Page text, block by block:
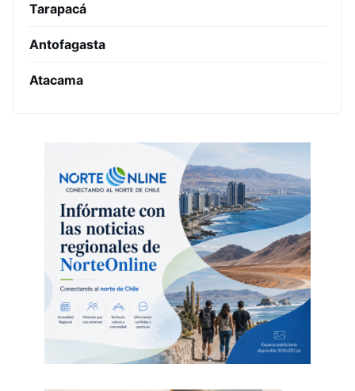
Tarapacá
Antofagasta
Atacama